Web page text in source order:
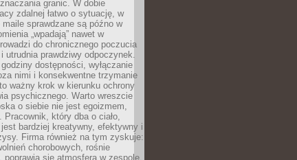
granic. W dobie
zdalnej łatwo o sytuację, w
maile sprawdzane są późno w
„wpadają” nawet w
do chronicznego poczucia
i utrudnia prawdziwy odpoczynek.
dostępności, wyłączanie
nimi i konsekwentne trzymanie
ważny krok w kierunku ochrony
psychicznego. Warto wreszcie
o siebie nie jest egoizmem,
Pracownik, który dba o ciało,
jest bardziej kreatywny, efektywny i
Firma również na tym zyskuje:
chorobowych, rośnie
poprawia się atmosfera w zespole.